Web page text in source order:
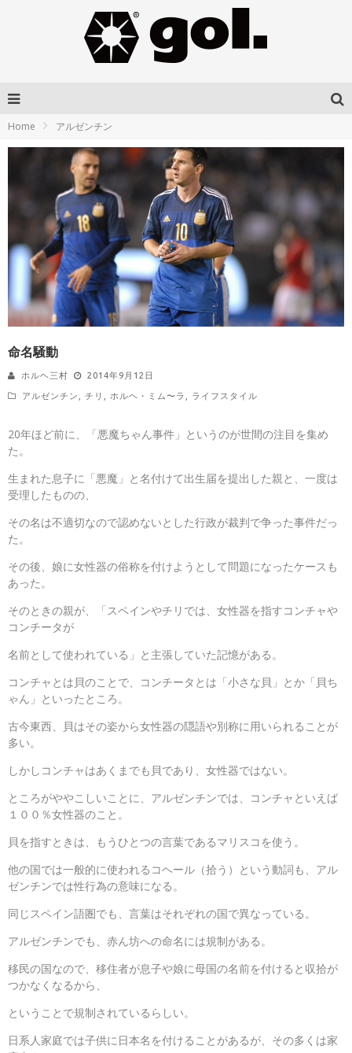
Home アルゼンチン
命名騒動
ホルヘ三村 2014年9月12日
アルゼンチン チリ ホルヘ・ミム〜ラ ライフスタイル
20年ほど前に、「悪魔ちゃん事件」というのが世間の注目を集め
た。
生まれた息子に「悪魔」と名付けて出生届を提出した親と、一度は
受理したものの、
その名は不適切なので認めないとした行政が裁判で争った事件だっ
た。
その後、娘に女性器の俗称を付けようとして問題になったケースも
あった。
そのときの親が、「スペインやチリでは、女性器を指すコンチャや
コンチータが
名前として使われている」と主張していた記憶がある。
コンチャとは貝のことで、コンチータとは「小さな貝」とか「貝ち
ゃん」といったところ。
古今東西、貝はその姿から女性器の隠語や別称に用いられることが
多い。
しかしコンチャはあくまでも貝であり、女性器ではない。
ところがややこしいことに、アルゼンチンでは、コンチャといえば
１００％女性器のこと。
貝を指すときは、もうひとつの言葉であるマリスコを使う。
他の国では一般的に使われるコヘール（拾う）という動詞も、アル
ゼンチンでは性行為の意味になる。
同じスペイン語圏でも、言葉はそれぞれの国で異なっている。
アルゼンチンでも、赤ん坊への命名には規制がある。
移民の国なので、移住者が息子や娘に母国の名前を付けると収拾が
つかなくなるから、
ということで規制されているらしい。
日系人家庭では子供に日本名を付けることがあるが、その多くは家